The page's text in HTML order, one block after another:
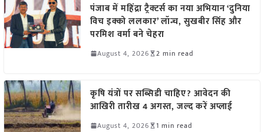
पंजाब में महिंद्रा ट्रैक्टर्स का नया अभियान ‘दुनिया
विच इक्को ललकार’ लॉन्च, सुखबीर सिंह और
परमिश वर्मा बने चेहरा
August 4, 2026 2 min read
कृषि यंत्रों पर सब्सिडी चाहिए? आवेदन की
आखिरी तारीख 4 अगस्त, जल्द करें अप्लाई
August 4, 2026 1 min read